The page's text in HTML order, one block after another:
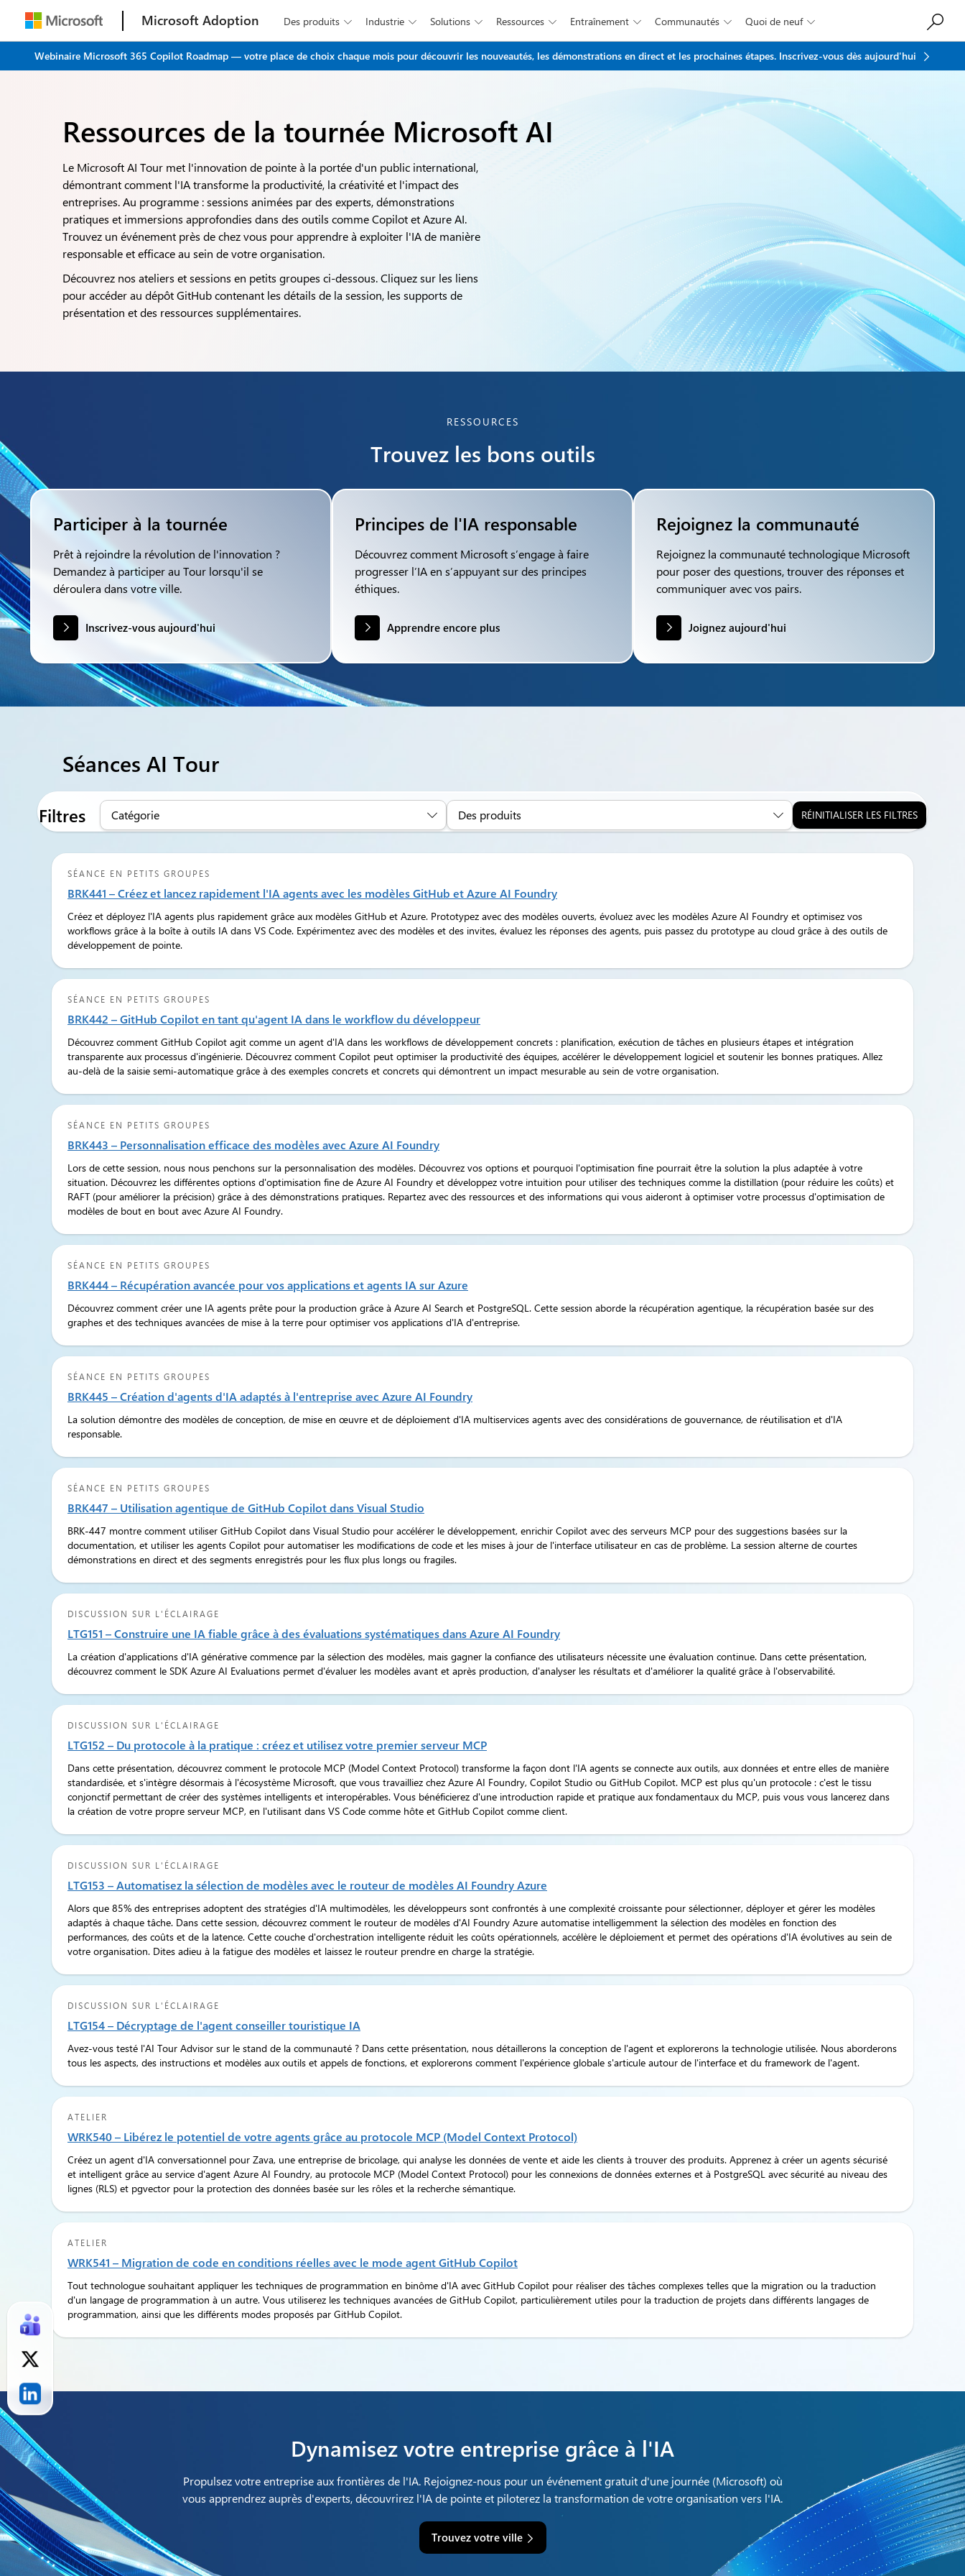
Microsoft Adoption Des produits  Industrie  Solutions  Ressources  Entraînement  Communautés  Quoi de neuf 
Webinaire Microsoft 365 Copilot Roadmap — votre place de choix chaque mois pour découvrir les nouveautés, les démonstrations en direct et les prochaines étapes. Inscrivez-vous dès aujourd'hui
Ressources de la tournée Microsoft AI
Le Microsoft AI Tour met l'innovation de pointe à la portée d'un public international,
démontrant comment l'IA transforme la productivité, la créativité et l'impact des
entreprises. Au programme : sessions animées par des experts, démonstrations
pratiques et immersions approfondies dans des outils comme Copilot et Azure AI.
Trouvez un événement près de chez vous pour apprendre à exploiter l'IA de manière
responsable et efficace au sein de votre organisation.
Découvrez nos ateliers et sessions en petits groupes ci-dessous. Cliquez sur les liens
pour accéder au dépôt GitHub contenant les détails de la session, les supports de
présentation et des ressources supplémentaires.
RESSOURCES
Trouvez les bons outils
Participer à la tournée
Prêt à rejoindre la révolution de l'innovation ?
Demandez à participer au Tour lorsqu'il se
déroulera dans votre ville.
Inscrivez-vous aujourd'hui
Principes de l'IA responsable
Découvrez comment Microsoft s’engage à faire
progresser l’IA en s’appuyant sur des principes
éthiques.
Apprendre encore plus
Rejoignez la communauté
Rejoignez la communauté technologique Microsoft
pour poser des questions, trouver des réponses et
communiquer avec vos pairs.
Joignez aujourd'hui
Séances AI Tour
Filtres Catégorie Des produits RÉINITIALISER LES FILTRES
SÉANCE EN PETITS GROUPES
BRK441 – Créez et lancez rapidement l'IA agents avec les modèles GitHub et Azure AI Foundry
Créez et déployez l'IA agents plus rapidement grâce aux modèles GitHub et Azure. Prototypez avec des modèles ouverts, évoluez avec les modèles Azure AI Foundry et optimisez vos
workflows grâce à la boîte à outils IA dans VS Code. Expérimentez avec des modèles et des invites, évaluez les réponses des agents, puis passez du prototype au cloud grâce à des outils de
développement de pointe.
SÉANCE EN PETITS GROUPES
BRK442 – GitHub Copilot en tant qu'agent IA dans le workflow du développeur
Découvrez comment GitHub Copilot agit comme un agent d'IA dans les workflows de développement concrets : planification, exécution de tâches en plusieurs étapes et intégration
transparente aux processus d'ingénierie. Découvrez comment Copilot peut optimiser la productivité des équipes, accélérer le développement logiciel et soutenir les bonnes pratiques. Allez
au-delà de la saisie semi-automatique grâce à des exemples concrets et concrets qui démontrent un impact mesurable au sein de votre organisation.
SÉANCE EN PETITS GROUPES
BRK443 – Personnalisation efficace des modèles avec Azure AI Foundry
Lors de cette session, nous nous penchons sur la personnalisation des modèles. Découvrez vos options et pourquoi l'optimisation fine pourrait être la solution la plus adaptée à votre
situation. Découvrez les différentes options d'optimisation fine de Azure AI Foundry et développez votre intuition pour utiliser des techniques comme la distillation (pour réduire les coûts) et
RAFT (pour améliorer la précision) grâce à des démonstrations pratiques. Repartez avec des ressources et des informations qui vous aideront à optimiser votre processus d'optimisation de
modèles de bout en bout avec Azure AI Foundry.
SÉANCE EN PETITS GROUPES
BRK444 – Récupération avancée pour vos applications et agents IA sur Azure
Découvrez comment créer une IA agents prête pour la production grâce à Azure AI Search et PostgreSQL. Cette session aborde la récupération agentique, la récupération basée sur des
graphes et des techniques avancées de mise à la terre pour optimiser vos applications d'IA d'entreprise.
SÉANCE EN PETITS GROUPES
BRK445 – Création d'agents d'IA adaptés à l'entreprise avec Azure AI Foundry
La solution démontre des modèles de conception, de mise en œuvre et de déploiement d'IA multiservices agents avec des considérations de gouvernance, de réutilisation et d'IA
responsable.
SÉANCE EN PETITS GROUPES
BRK447 – Utilisation agentique de GitHub Copilot dans Visual Studio
BRK-447 montre comment utiliser GitHub Copilot dans Visual Studio pour accélérer le développement, enrichir Copilot avec des serveurs MCP pour des suggestions basées sur la
documentation, et utiliser les agents Copilot pour automatiser les modifications de code et les mises à jour de l'interface utilisateur en cas de problème. La session alterne de courtes
démonstrations en direct et des segments enregistrés pour les flux plus longs ou fragiles.
DISCUSSION SUR L'ÉCLAIRAGE
LTG151 – Construire une IA fiable grâce à des évaluations systématiques dans Azure AI Foundry
La création d'applications d'IA générative commence par la sélection des modèles, mais gagner la confiance des utilisateurs nécessite une évaluation continue. Dans cette présentation,
découvrez comment le SDK Azure AI Evaluations permet d'évaluer les modèles avant et après production, d'analyser les résultats et d'améliorer la qualité grâce à l'observabilité.
DISCUSSION SUR L'ÉCLAIRAGE
LTG152 – Du protocole à la pratique : créez et utilisez votre premier serveur MCP
Dans cette présentation, découvrez comment le protocole MCP (Model Context Protocol) transforme la façon dont l'IA agents se connecte aux outils, aux données et entre elles de manière
standardisée, et s'intègre désormais à l'écosystème Microsoft, que vous travailliez chez Azure AI Foundry, Copilot Studio ou GitHub Copilot. MCP est plus qu'un protocole : c'est le tissu
conjonctif permettant de créer des systèmes intelligents et interopérables. Vous bénéficierez d'une introduction rapide et pratique aux fondamentaux du MCP, puis vous vous lancerez dans
la création de votre propre serveur MCP, en l'utilisant dans VS Code comme hôte et GitHub Copilot comme client.
DISCUSSION SUR L'ÉCLAIRAGE
LTG153 – Automatisez la sélection de modèles avec le routeur de modèles AI Foundry Azure
Alors que 85% des entreprises adoptent des stratégies d'IA multimodèles, les développeurs sont confrontés à une complexité croissante pour sélectionner, déployer et gérer les modèles
adaptés à chaque tâche. Dans cette session, découvrez comment le routeur de modèles d'AI Foundry Azure automatise intelligemment la sélection des modèles en fonction des
performances, des coûts et de la latence. Cette couche d'orchestration intelligente réduit les coûts opérationnels, accélère le déploiement et permet des opérations d'IA évolutives au sein de
votre organisation. Dites adieu à la fatigue des modèles et laissez le routeur prendre en charge la stratégie.
DISCUSSION SUR L'ÉCLAIRAGE
LTG154 – Décryptage de l'agent conseiller touristique IA
Avez-vous testé l'AI Tour Advisor sur le stand de la communauté ? Dans cette présentation, nous détaillerons la conception de l'agent et explorerons la technologie utilisée. Nous aborderons
tous les aspects, des instructions et modèles aux outils et appels de fonctions, et explorerons comment l'expérience globale s'articule autour de l'interface et du framework de l'agent.
ATELIER
WRK540 – Libérez le potentiel de votre agents grâce au protocole MCP (Model Context Protocol)
Créez un agent d'IA conversationnel pour Zava, une entreprise de bricolage, qui analyse les données de vente et aide les clients à trouver des produits. Apprenez à créer un agents sécurisé
et intelligent grâce au service d'agent Azure AI Foundry, au protocole MCP (Model Context Protocol) pour les connexions de données externes et à PostgreSQL avec sécurité au niveau des
lignes (RLS) et pgvector pour la protection des données basée sur les rôles et la recherche sémantique.
ATELIER
WRK541 – Migration de code en conditions réelles avec le mode agent GitHub Copilot
Tout technologue souhaitant appliquer les techniques de programmation en binôme d'IA avec GitHub Copilot pour réaliser des tâches complexes telles que la migration ou la traduction
d'un langage de programmation à un autre. Vous utiliserez les techniques avancées de GitHub Copilot, particulièrement utiles pour la traduction de projets dans différents langages de
programmation, ainsi que les différents modes proposés par GitHub Copilot.
Dynamisez votre entreprise grâce à l'IA
Propulsez votre entreprise aux frontières de l'IA. Rejoignez-nous pour un événement gratuit d'une journée (Microsoft) où
vous apprendrez auprès d'experts, découvrirez l'IA de pointe et piloterez la transformation de votre organisation vers l'IA.
Trouvez votre ville